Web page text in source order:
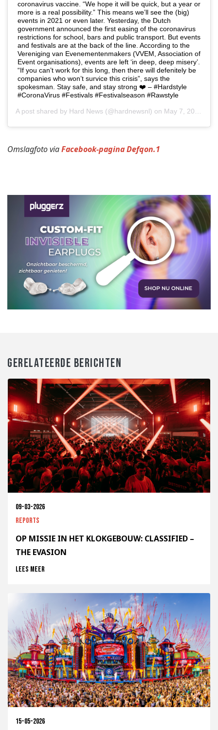
coronavirus vaccine. “We hope it will be quick, but a year or
more is a real possibility.” This means we’ll see the (big)
events in 2021 or even later. Yesterday, the Dutch
government announced the first easing of the coronavirus
restrictions for school, bars and public transport. But events
and festivals are at the back of the line. According to the
Vereniging van Evenementenmakers (VVEM, Association of
Event organisations), events are left ‘in deep, deep misery’.
“If you can’t work for this long, then there will defenitely be
companies who won’t survice this crisis”, says the
spokesman. Stay safe, and stay strong ❤️ – #Hardstyle
#CoronaVirus #Festivals #Festivalseason #Rawstyle
A post shared by Hard News (@hardnewsnl) on May 7, 2020 at 3:45am PDT
Omslagfoto viaFacebook-pagina Defqon.1
GERELATEERDE BERICHTEN
09-03-2026
Reports
OP MISSIE IN HET KLOKGEBOUW: CLASSIFIED –
THE EVASION
Lees meer
15-05-2026